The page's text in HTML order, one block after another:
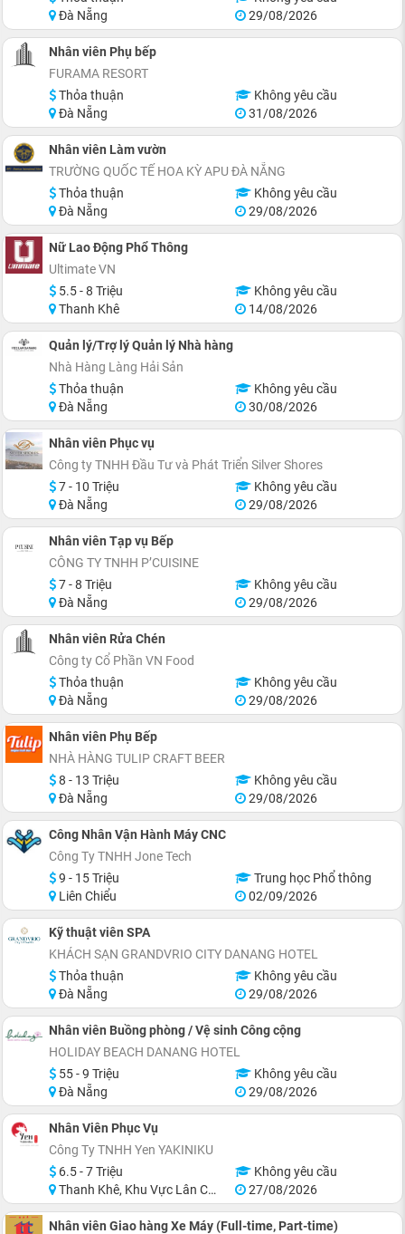
Đà Nẵng
29/08/2026
Nhân viên Phụ bếp
FURAMA RESORT
Thỏa thuận
Không yêu cầu
Đà Nẵng
31/08/2026
Nhân viên Làm vườn
TRƯỜNG QUỐC TẾ HOA KỲ APU ĐÀ NẴNG
Thỏa thuận
Không yêu cầu
Đà Nẵng
29/08/2026
Nữ Lao Động Phổ Thông
Ultimate VN
5.5 - 8 Triệu
Không yêu cầu
Thanh Khê
14/08/2026
Quản lý/Trợ lý Quản lý Nhà hàng
Nhà Hàng Làng Hải Sản
Thỏa thuận
Không yêu cầu
Đà Nẵng
30/08/2026
Nhân viên Phục vụ
Công ty TNHH Đầu Tư và Phát Triển Silver Shores
7 - 10 Triệu
Không yêu cầu
Đà Nẵng
29/08/2026
Nhân viên Tạp vụ Bếp
CÔNG TY TNHH P’CUISINE
7 - 8 Triệu
Không yêu cầu
Đà Nẵng
29/08/2026
Nhân viên Rửa Chén
Công ty Cổ Phần VN Food
Thỏa thuận
Không yêu cầu
Đà Nẵng
29/08/2026
Nhân viên Phụ Bếp
NHÀ HÀNG TULIP CRAFT BEER
8 - 13 Triệu
Không yêu cầu
Đà Nẵng
29/08/2026
Công Nhân Vận Hành Máy CNC
Công Ty TNHH Jone Tech
9 - 15 Triệu
Trung học Phổ thông
Liên Chiểu
02/09/2026
Kỹ thuật viên SPA
KHÁCH SẠN GRANDVRIO CITY DANANG HOTEL
Thỏa thuận
Không yêu cầu
Đà Nẵng
29/08/2026
Nhân viên Buồng phòng / Vệ sinh Công cộng
HOLIDAY BEACH DANANG HOTEL
55 - 9 Triệu
Không yêu cầu
Đà Nẵng
29/08/2026
Nhân Viên Phục Vụ
Công Ty TNHH Yen YAKINIKU
6.5 - 7 Triệu
Không yêu cầu
Thanh Khê, Khu Vực Lân Cận Đà Nẵng
27/08/2026
Nhân viên Giao hàng Xe Máy (Full-time, Part-time)